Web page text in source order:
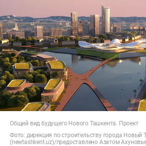
Общий вид будущего Нового Ташкента. Проект
Фото: дирекция по строительству города Новый
(newtashkent.uz)/предоставлено Азатом